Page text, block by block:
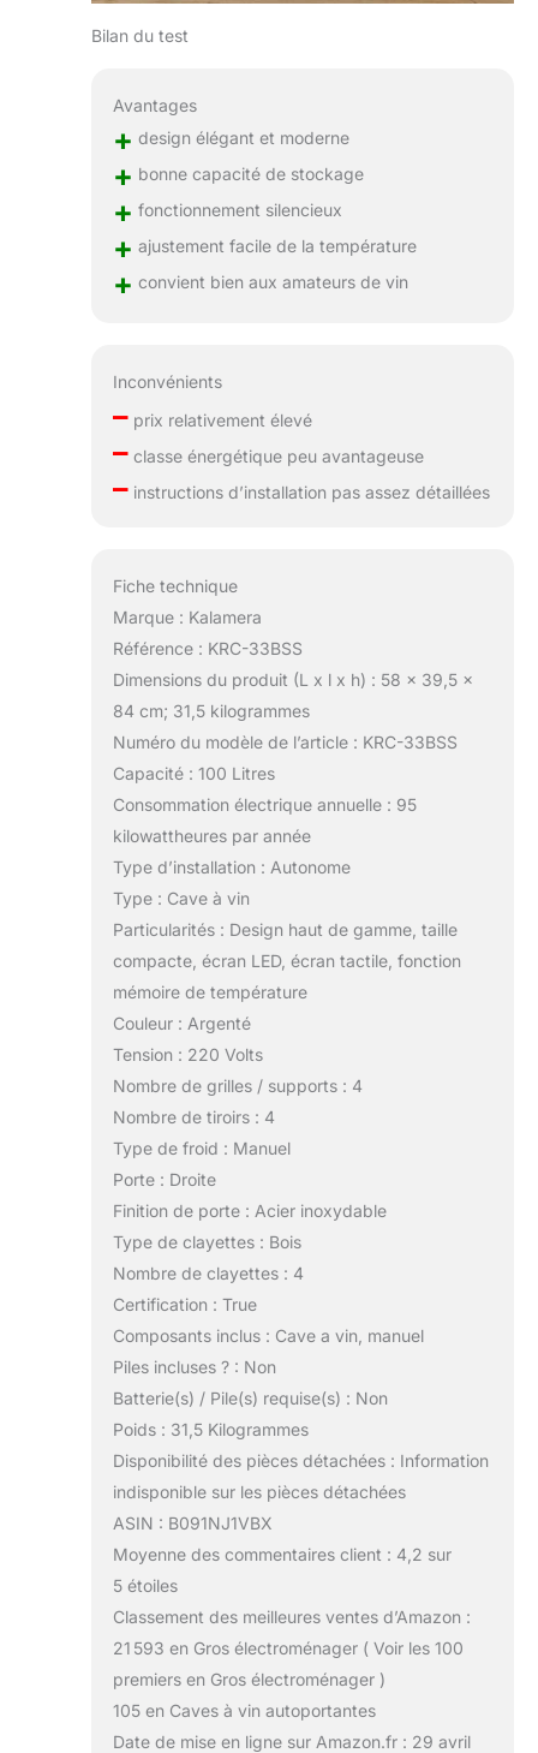
Bilan du test
Avantages
+ design élégant et moderne
+ bonne capacité de stockage
+ fonctionnement silencieux
+ ajustement facile de la température
+ convient bien aux amateurs de vin
Inconvénients
–prix relativement élevé
–classe énergétique peu avantageuse
–instructions d’installation pas assez détaillées
Fiche technique
Marque : Kalamera
Référence : KRC-33BSS
Dimensions du produit (L x l x h) : 58 x 39,5 x
84 cm; 31,5 kilogrammes
Numéro du modèle de l’article : KRC-33BSS
Capacité : 100 Litres
Consommation électrique annuelle : 95
kilowattheures par année
Type d’installation : Autonome
Type : Cave à vin
Particularités : Design haut de gamme, taille
compacte, écran LED, écran tactile, fonction
mémoire de température
Couleur : Argenté
Tension : 220 Volts
Nombre de grilles / supports : 4
Nombre de tiroirs : 4
Type de froid : Manuel
Porte : Droite
Finition de porte : Acier inoxydable
Type de clayettes : Bois
Nombre de clayettes : 4
Certification : True
Composants inclus : Cave a vin, manuel
Piles incluses ? : Non
Batterie(s) / Pile(s) requise(s) : Non
Poids : 31,5 Kilogrammes
Disponibilité des pièces détachées : Information
indisponible sur les pièces détachées
ASIN : B091NJ1VBX
Moyenne des commentaires client : 4,2 sur
5 étoiles
Classement des meilleures ventes d’Amazon :
21 593 en Gros électroménager ( Voir les 100
premiers en Gros électroménager )
105 en Caves à vin autoportantes
Date de mise en ligne sur Amazon.fr : 29 avril